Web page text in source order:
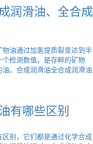
润滑油、全合成
油通过加氢提质裂变达到半
检测数值，是存粹的矿物
。合成润滑油全合成润滑油
有哪些区别
别，它们都是通过化学合成